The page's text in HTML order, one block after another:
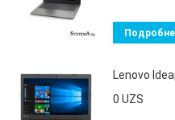
Lenovo
0 UZS